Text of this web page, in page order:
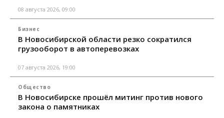
08 августа 2026, 09:00
Бизнес
В Новосибирской области резко сократился
грузооборот в автоперевозках
07 августа 2026, 19:00
Общество
В Новосибирске прошёл митинг против нового
закона о памятниках